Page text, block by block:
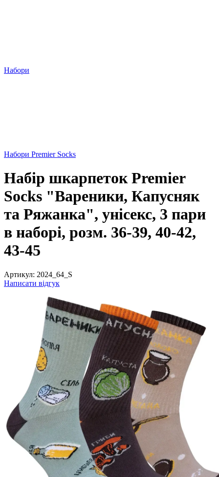
Набори
Набори Premier Socks
Набір шкарпеток Premier
Socks "Вареники, Капусняк
та Ряжанка", унісекс, 3 пари
в наборі, розм. 36-39, 40-42,
43-45
Артикул: 2024_64_S
Написати відгук